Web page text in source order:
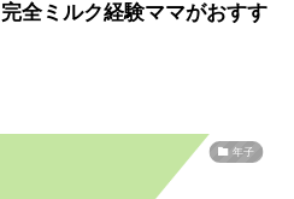
全ミルク経験ママがおすす
年子